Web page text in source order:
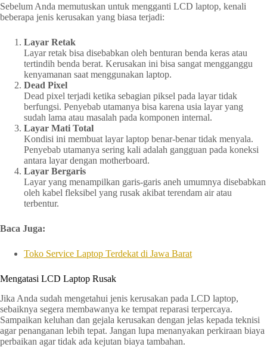
Sebelum Anda memutuskan untuk mengganti LCD laptop, kenali
beberapa jenis kerusakan yang biasa terjadi:
Layar Retak
Layar retak bisa disebabkan oleh benturan benda keras atau
tertindih benda berat. Kerusakan ini bisa sangat mengganggu
kenyamanan saat menggunakan laptop.
Dead Pixel
Dead pixel terjadi ketika sebagian piksel pada layar tidak
berfungsi. Penyebab utamanya bisa karena usia layar yang
sudah lama atau masalah pada komponen internal.
Layar Mati Total
Kondisi ini membuat layar laptop benar-benar tidak menyala.
Penyebab utamanya sering kali adalah gangguan pada koneksi
antara layar dengan motherboard.
Layar Bergaris
Layar yang menampilkan garis-garis aneh umumnya disebabkan
oleh kabel fleksibel yang rusak akibat terendam air atau
terbentur.
Baca Juga:
Toko Service Laptop Terdekat di Jawa Barat
Mengatasi LCD Laptop Rusak
Jika Anda sudah mengetahui jenis kerusakan pada LCD laptop,
sebaiknya segera membawanya ke tempat reparasi terpercaya.
Sampaikan keluhan dan gejala kerusakan dengan jelas kepada teknisi
agar penanganan lebih tepat. Jangan lupa menanyakan perkiraan biaya
perbaikan agar tidak ada kejutan biaya tambahan.